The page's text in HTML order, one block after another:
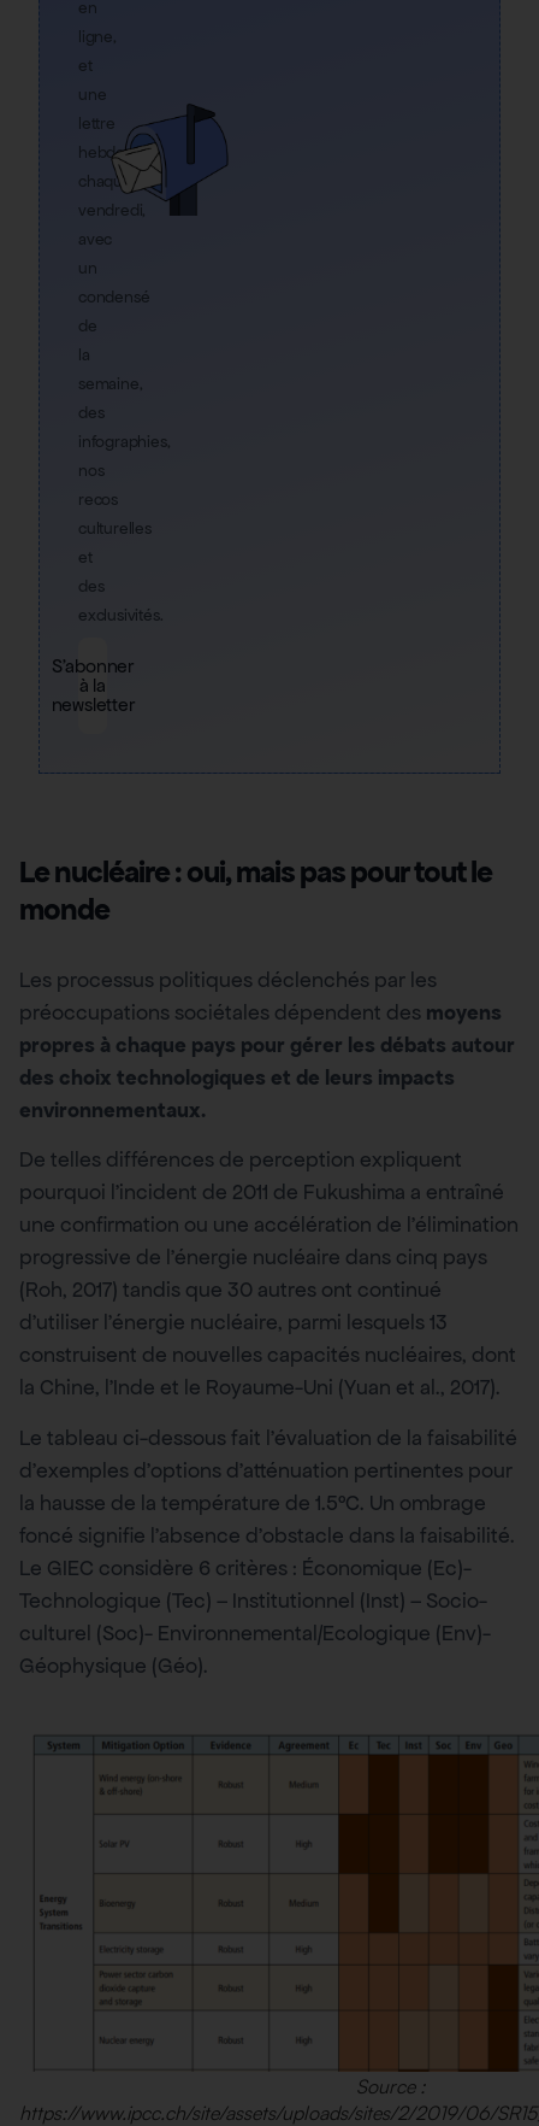
en
ligne,
et
une
lettre
hebdo
chaque
vendredi,
avec
un
condensé
de
la
semaine,
des
infographies,
nos
recos
culturelles
et
des
exclusivités.
S'abonner
à la
newsletter
Le nucléaire : oui, mais pas pour tout le
monde
Les processus politiques déclenchés par les
préoccupations sociétales dépendent des moyens
propres à chaque pays pour gérer les débats autour
des choix technologiques et de leurs impacts
environnementaux.
De telles différences de perception expliquent
pourquoi l’incident de 2011 de Fukushima a entraîné
une confirmation ou une accélération de l’élimination
progressive de l’énergie nucléaire dans cinq pays
(Roh, 2017) tandis que 30 autres ont continué
d’utiliser l’énergie nucléaire, parmi lesquels 13
construisent de nouvelles capacités nucléaires, dont
la Chine, l’Inde et le Royaume-Uni (Yuan et al., 2017).
Le tableau ci-dessous fait l’évaluation de la faisabilité
d’exemples d’options d’atténuation pertinentes pour
la hausse de la température de 1.5°C. Un ombrage
foncé signifie l’absence d’obstacle dans la faisabilité.
Le GIEC considère 6 critères : Économique (Ec)-
Technologique (Tec) – Institutionnel (Inst) – Socio-
culturel (Soc)- Environnemental/Ecologique (Env)-
Géophysique (Géo).
Source :
https://www.ipcc.ch/site/assets/uploads/sites/2/2019/06/